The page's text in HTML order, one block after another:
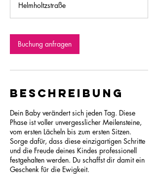
d
-
S
t
d
Helmholtzstraße
Buchung anfragen
Beschreibung
Dein Baby verändert sich jeden Tag. Diese
Phase ist voller unvergesslicher Meilensteine,
vom ersten Lächeln bis zum ersten Sitzen.
Sorge dafür, dass diese einzigartigen Schritte
und die Freude deines Kindes professionell
festgehalten werden. Du schaffst dir damit ein
Geschenk für die Ewigkeit.